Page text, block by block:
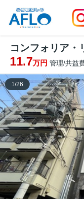
コンフォリア・
11.7万円 管理/共益
1 /26